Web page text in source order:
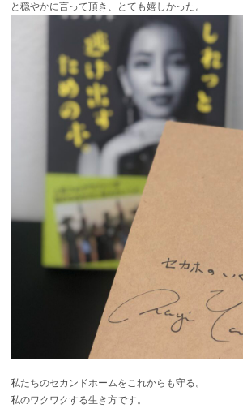
と穏やかに言って頂き、とても嬉しかった。
私たちのセカンドホームをこれからも守る。
私のワクワクする生き方です。